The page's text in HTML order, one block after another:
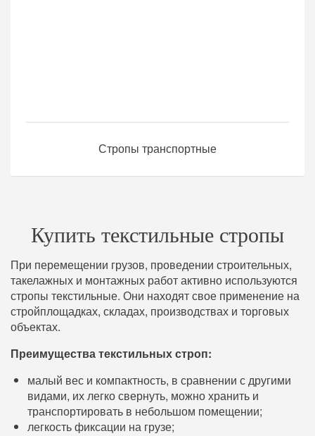
Стропы транспортные
Купить текстильные стропы
При перемещении грузов, проведении строительных,
такелажных и монтажных работ активно используются
стропы текстильные. Они находят свое применение на
стройплощадках, складах, производствах и торговых
объектах.
Преимущества текстильных строп:
малый вес и компактность, в сравнении с другими
видами, их легко свернуть, можно хранить и
транспортировать в небольшом помещении;
легкость фиксации на грузе;